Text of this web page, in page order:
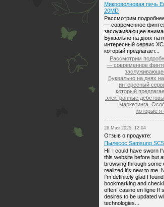
Микроволновая печь
20MD
Рассмотрим
— современное
заслуживающее
Буквально на днях
интересный сервис
который предлагает...
Рассмотрим
— современное
Буквально на днях
интересный
который
электронные
маркетинга.
которые я
26 Мая 2025, 12:04
Отзыв о продукте:
Пылесос Samsung
Hi! I could have sworn
this website before but
browsing through some
realized it's new to me.
I'm definitely glad I
bookmarking and
often! casino en ligne If
desires to be updated
technologies...